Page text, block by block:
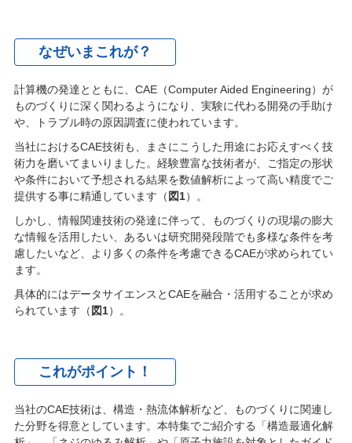
なぜいまこれが？
計算機の発達とともに、CAE（Computer Aided Engineering）が
ものづくりに深く関わるようになり、実験に代わる開発の手助け
や、トラブル時の原因調査に使われています。
当社におけるCAE技術も、まさにこうした用途にお応えすべく技
術力を磨いてまいりました。経験豊富な技術者が、ご指定の形状
や条件において予想される結果を数値解析によって高い精度でご
提供する事に精通しています（図1）。
しかし、情報関連技術の発達に伴って、ものづくりの現場の膨大
な情報を活用したい、あるいは研究開発段階でも多様な条件を考
慮したいなど、より多くの条件を考慮できるCAEが求められてい
ます。
具体的にはデータサイエンスとCAEを融合・活用することが求め
られています（図1）。
これがポイント！
当社のCAE技術は、構造・熱流体解析など、ものづくりに関連し
た分野を得意としています。本特集でご紹介する「構造最適化解